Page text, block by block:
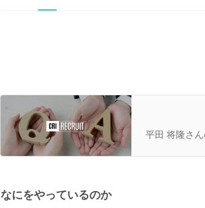
平田 将隆さ
なにをやっているのか